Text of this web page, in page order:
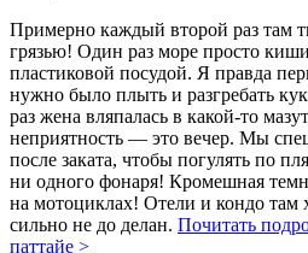
Примерно каждый второй раз там
грязью! Один раз море просто
пластиковой посудой. Я правда
нужно было плыть и разгребать
раз жена вляпалась в какой-то
неприятность — это вечер. Мы
после заката, чтобы погулять по
ни одного фонаря! Кромешная
на мотоциклах! Отели и кондо там
сильно не до делан. Почитать
паттайе >